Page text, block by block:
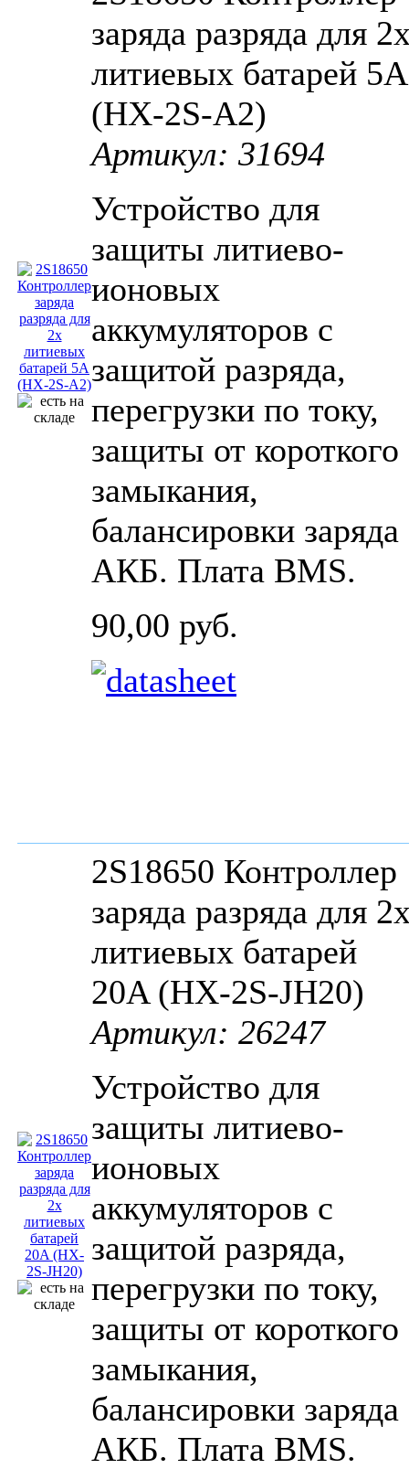
заряда разряда для
литиевых батарей 5A
(HX-2S-A2)
Артикул: 31694
Устройство для
защиты литиево-
ионовых
аккумуляторов с
защитой разряда,
перегрузки по току,
защиты от короткого
замыкания,
балансировки заряда
АКБ. Плата BMS.
90,00 руб.
2S18650 Контроллер
заряда разряда для
литиевых батарей
20A (HX-2S-JH20)
Артикул: 26247
Устройство для
защиты литиево-
ионовых
аккумуляторов с
защитой разряда,
перегрузки по току,
защиты от короткого
замыкания,
балансировки заряда
АКБ. Плата BMS.